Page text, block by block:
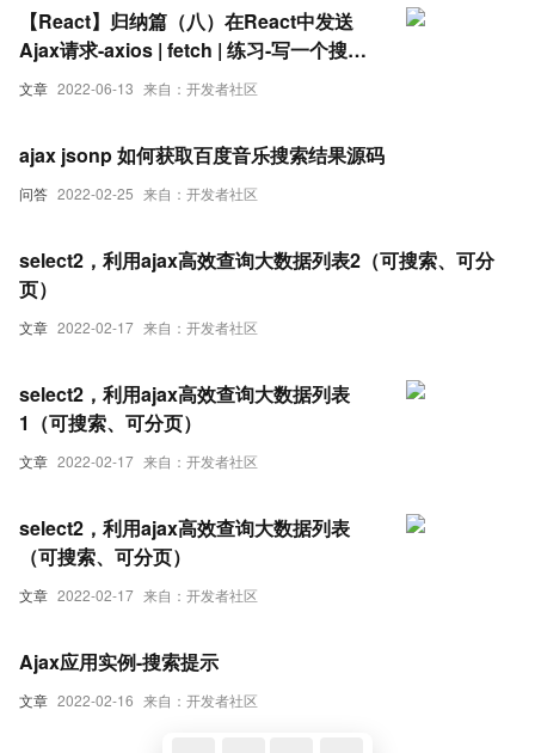
文章 2022-06-13 来自：开发者社区
【React】归纳篇（八）在React中发送
Ajax请求-axios | fetch | 练习-写一个搜索
请求
问答 2022-02-25 来自：开发者社区
ajax jsonp 如何获取百度音乐搜索结果源码
文章 2022-02-17 来自：开发者社区
select2，利用ajax高效查询大数据列表2（可搜索、可分
页）
文章 2022-02-17 来自：开发者社区
select2，利用ajax高效查询大数据列表
1（可搜索、可分页）
文章 2022-02-17 来自：开发者社区
select2，利用ajax高效查询大数据列表
（可搜索、可分页）
文章 2022-02-16 来自：开发者社区
Ajax应用实例-搜索提示